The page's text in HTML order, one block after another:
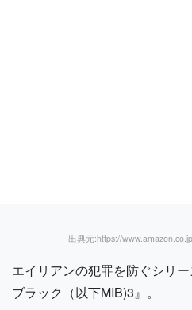
出典元:https://
エイリアンの犯罪を防ぐシリ
ブラック（以下MIB)3』。